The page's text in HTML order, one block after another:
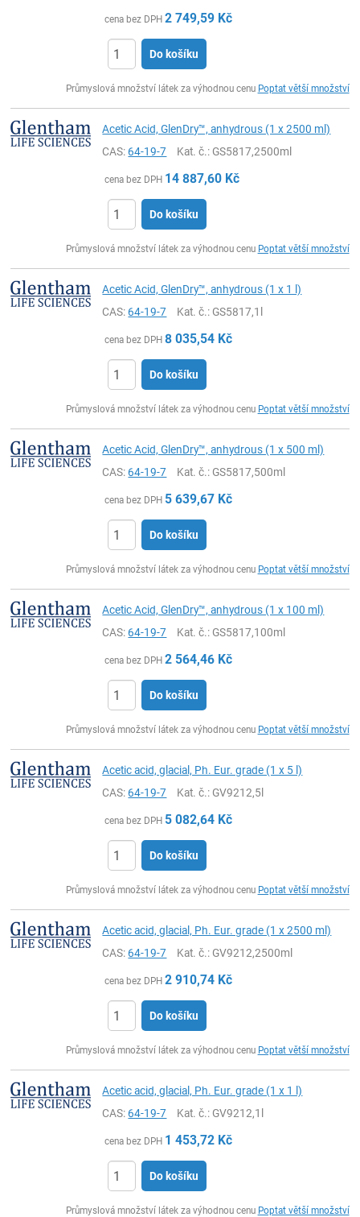
cena bez DPH 2 749,59 Kč
Do košíku
Průmyslová množství látek za výhodnou cenu Poptat větší množství
Acetic Acid, GlenDry™, anhydrous (1 x 2500 ml)
CAS:64-19-7 Kat. č.: GS5817,2500ml
cena bez DPH 14 887,60 Kč
Do košíku
Průmyslová množství látek za výhodnou cenu Poptat větší množství
Acetic Acid, GlenDry™, anhydrous (1 x 1 l)
CAS:64-19-7 Kat. č.: GS5817,1l
cena bez DPH 8 035,54 Kč
Do košíku
Průmyslová množství látek za výhodnou cenu Poptat větší množství
Acetic Acid, GlenDry™, anhydrous (1 x 500 ml)
CAS:64-19-7 Kat. č.: GS5817,500ml
cena bez DPH 5 639,67 Kč
Do košíku
Průmyslová množství látek za výhodnou cenu Poptat větší množství
Acetic Acid, GlenDry™, anhydrous (1 x 100 ml)
CAS:64-19-7 Kat. č.: GS5817,100ml
cena bez DPH 2 564,46 Kč
Do košíku
Průmyslová množství látek za výhodnou cenu Poptat větší množství
Acetic acid, glacial, Ph. Eur. grade (1 x 5 l)
CAS:64-19-7 Kat. č.: GV9212,5l
cena bez DPH 5 082,64 Kč
Do košíku
Průmyslová množství látek za výhodnou cenu Poptat větší množství
Acetic acid, glacial, Ph. Eur. grade (1 x 2500 ml)
CAS:64-19-7 Kat. č.: GV9212,2500ml
cena bez DPH 2 910,74 Kč
Do košíku
Průmyslová množství látek za výhodnou cenu Poptat větší množství
Acetic acid, glacial, Ph. Eur. grade (1 x 1 l)
CAS:64-19-7 Kat. č.: GV9212,1l
cena bez DPH 1 453,72 Kč
Do košíku
Průmyslová množství látek za výhodnou cenu Poptat větší množství